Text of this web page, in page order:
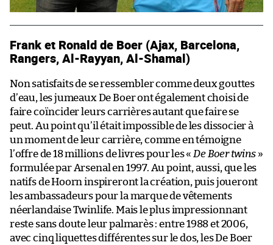
Frank et Ronald de Boer (Ajax, Barcelona,
Rangers, Al-Rayyan, Al-Shamal)
Non satisfaits de se ressembler comme deux gouttes
d’eau, les jumeaux De Boer ont également choisi de
faire coïncider leurs carrières autant que faire se
peut. Au point qu’il était impossible de les dissocier à
un moment de leur carrière, comme en témoigne
l’offre de 18 millions de livres pour les « De Boer twins»
formulée par Arsenal en 1997. Au point, aussi, que les
natifs de Hoorn inspireront la création, puis joueront
les ambassadeurs pour la marque de vêtements
néerlandaise Twinlife. Mais le plus impressionnant
reste sans doute leur palmarès : entre 1988 et 2006,
avec cinq liquettes différentes sur le dos, les De Boer